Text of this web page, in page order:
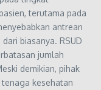
terutama pada
antrean
biasanya. RSUD
jumlah
demikian, pihak
kesehatan